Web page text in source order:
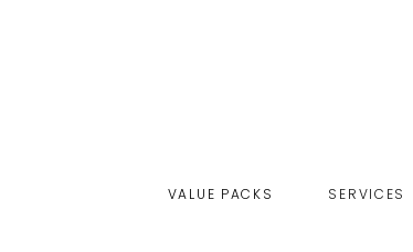
VALUE PACKS SERVICES